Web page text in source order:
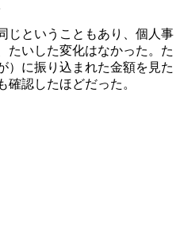
じということもあり、個人事
たいした変化はなかった。た
）に振り込まれた金額を見た
確認したほどだった。